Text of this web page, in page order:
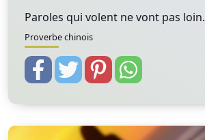
Paroles qui volent ne vont pas loin.
Proverbe chinois